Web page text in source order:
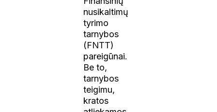
nusikaltimų
tyrimo
tarnybos
(FNTT)
pareigūnai.
Be to,
tarnybos
teigimu,
kratos